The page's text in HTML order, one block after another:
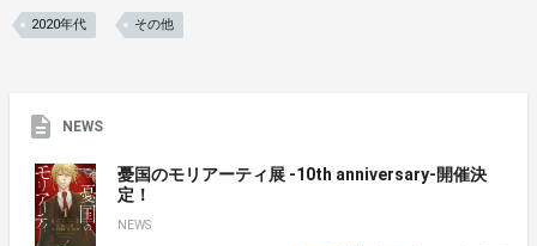
2020年代 その他
NEWS
憂国のモリアーティ展 -10th anniversary-開催決
定！
NEWS